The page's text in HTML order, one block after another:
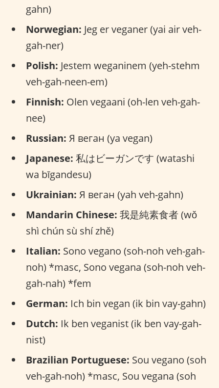
gahn)
Norwegian: Jeg er veganer (yai air veh-
gah-ner)
Polish: Jestem weganinem (yeh-stehm
veh-gah-neen-em)
Finnish: Olen vegaani (oh-len veh-gah-
nee)
Russian: Я веган (ya vegan)
Japanese: 私はビーガンです (watashi
wa bīgandesu)
Ukrainian: Я веган (yah veh-gahn)
Mandarin Chinese: 我是純素食者 (wǒ
shì chún sù shí zhě)
Italian: Sono vegano (soh-noh veh-gah-
noh) *masc, Sono vegana (soh-noh veh-
gah-nah) *fem
German: Ich bin vegan (ik bin vay-gahn)
Dutch: Ik ben veganist (ik ben vay-gah-
nist)
Brazilian Portuguese: Sou vegano (soh
veh-gah-noh) *masc, Sou vegana (soh